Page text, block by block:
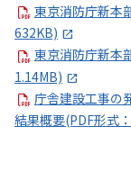
東京消防庁新本
632KB)
東京消防庁新本
1.14MB)
庁舎建設工事の
結果概要(PDF形式